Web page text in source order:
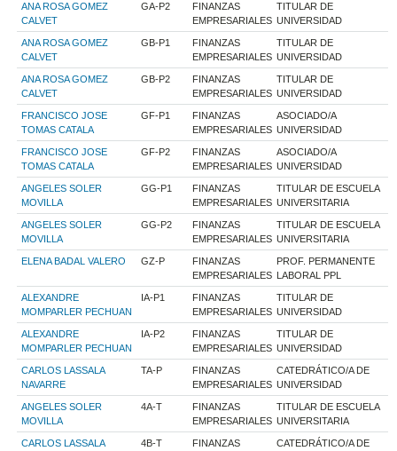
ANA ROSA GOMEZ
CALVET
GA-P2
FINANZAS
EMPRESARIALES
TITULAR DE
UNIVERSIDAD
ANA ROSA GOMEZ
CALVET
GB-P1
FINANZAS
EMPRESARIALES
TITULAR DE
UNIVERSIDAD
ANA ROSA GOMEZ
CALVET
GB-P2
FINANZAS
EMPRESARIALES
TITULAR DE
UNIVERSIDAD
FRANCISCO JOSE
TOMAS CATALA
GF-P1
FINANZAS
EMPRESARIALES
ASOCIADO/A
UNIVERSIDAD
FRANCISCO JOSE
TOMAS CATALA
GF-P2
FINANZAS
EMPRESARIALES
ASOCIADO/A
UNIVERSIDAD
ANGELES SOLER
MOVILLA
GG-P1
FINANZAS
EMPRESARIALES
TITULAR DE ESCUELA
UNIVERSITARIA
ANGELES SOLER
MOVILLA
GG-P2
FINANZAS
EMPRESARIALES
TITULAR DE ESCUELA
UNIVERSITARIA
ELENA BADAL VALERO GZ-P
FINANZAS
EMPRESARIALES
PROF. PERMANENTE
LABORAL PPL
ALEXANDRE
MOMPARLER PECHUAN
IA-P1
FINANZAS
EMPRESARIALES
TITULAR DE
UNIVERSIDAD
ALEXANDRE
MOMPARLER PECHUAN
IA-P2
FINANZAS
EMPRESARIALES
TITULAR DE
UNIVERSIDAD
CARLOS LASSALA
NAVARRE
TA-P
FINANZAS
EMPRESARIALES
CATEDRÁTICO/A DE
UNIVERSIDAD
ANGELES SOLER
MOVILLA
4A-T
FINANZAS
EMPRESARIALES
TITULAR DE ESCUELA
UNIVERSITARIA
CARLOS LASSALA
4B-T
FINANZAS
CATEDRÁTICO/A DE